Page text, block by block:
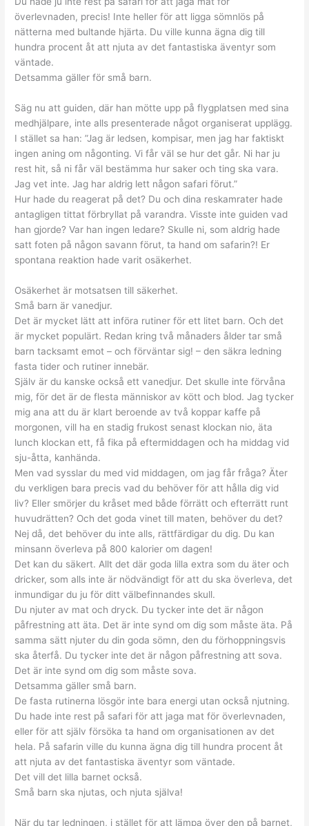
överlevnaden, precis! Inte heller för att ligga sömnlös på
nätterna med bultande hjärta. Du ville kunna ägna dig till
hundra procent åt att njuta av det fantastiska äventyr som
väntade.
Detsamma gäller för små barn.
Säg nu att guiden, där han mötte upp på flygplatsen med sina
medhjälpare, inte alls presenterade något organiserat upplägg.
I stället sa han: ”Jag är ledsen, kompisar, men jag har faktiskt
ingen aning om någonting. Vi får väl se hur det går. Ni har ju
rest hit, så ni får väl bestämma hur saker och ting ska vara.
Jag vet inte. Jag har aldrig lett någon safari förut.”
Hur hade du reagerat på det? Du och dina reskamrater hade
antagligen tittat förbryllat på varandra. Visste inte guiden vad
han gjorde? Var han ingen ledare? Skulle ni, som aldrig hade
satt foten på någon savann förut, ta hand om safarin?! Er
spontana reaktion hade varit osäkerhet.
Osäkerhet är motsatsen till säkerhet.
Små barn är vanedjur.
Det är mycket lätt att införa rutiner för ett litet barn. Och det
är mycket populärt. Redan kring två månaders ålder tar små
barn tacksamt emot – och förväntar sig! – den säkra ledning
fasta tider och rutiner innebär.
Själv är du kanske också ett vanedjur. Det skulle inte förvåna
mig, för det är de flesta människor av kött och blod. Jag tycker
mig ana att du är klart beroende av två koppar kaffe på
morgonen, vill ha en stadig frukost senast klockan nio, äta
lunch klockan ett, få fika på eftermiddagen och ha middag vid
sju-åtta, kanhända.
Men vad sysslar du med vid middagen, om jag får fråga? Äter
du verkligen bara precis vad du behöver för att hålla dig vid
liv? Eller smörjer du kråset med både förrätt och efterrätt runt
huvudrätten? Och det goda vinet till maten, behöver du det?
Nej då, det behöver du inte alls, rättfärdigar du dig. Du kan
minsann överleva på 800 kalorier om dagen!
Det kan du säkert. Allt det där goda lilla extra som du äter och
dricker, som alls inte är nödvändigt för att du ska överleva, det
inmundigar du ju för ditt välbefinnandes skull.
Du njuter av mat och dryck. Du tycker inte det är någon
påfrestning att äta. Det är inte synd om dig som måste äta. På
samma sätt njuter du din goda sömn, den du förhoppningsvis
ska återfå. Du tycker inte det är någon påfrestning att sova.
Det är inte synd om dig som måste sova.
Detsamma gäller små barn.
De fasta rutinerna lösgör inte bara energi utan också njutning.
Du hade inte rest på safari för att jaga mat för överlevnaden,
eller för att själv försöka ta hand om organisationen av det
hela. På safarin ville du kunna ägna dig till hundra procent åt
att njuta av det fantastiska äventyr som väntade.
Det vill det lilla barnet också.
Små barn ska njutas, och njuta själva!
När du tar ledningen, i stället för att lämpa över den på barnet,